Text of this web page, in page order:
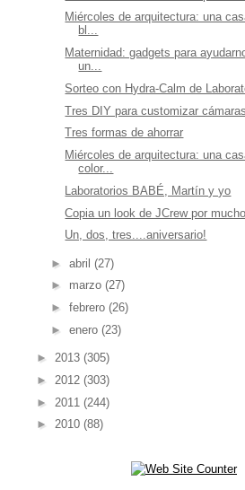
Miércoles de arquitectura: una
bl...
Maternidad: gadgets para
un...
Sorteo con Hydra-Calm de
Tres DIY para customizar
Tres formas de ahorrar
Miércoles de arquitectura: una
color...
Laboratorios BABÉ, Martín y yo
Copia un look de JCrew por
Un, dos, tres....aniversario!
► abril (27)
► marzo (27)
► febrero (26)
► enero (23)
► 2013 (305)
► 2012 (303)
► 2011 (244)
► 2010 (88)